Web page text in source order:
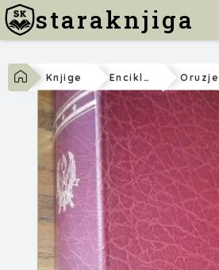
staraknjiga
Knjige Enciklopedije Oruzje